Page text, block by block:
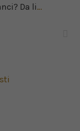
Da li…